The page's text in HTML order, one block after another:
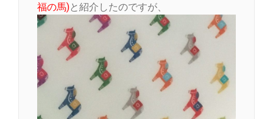
福の馬)と紹介したのですが、